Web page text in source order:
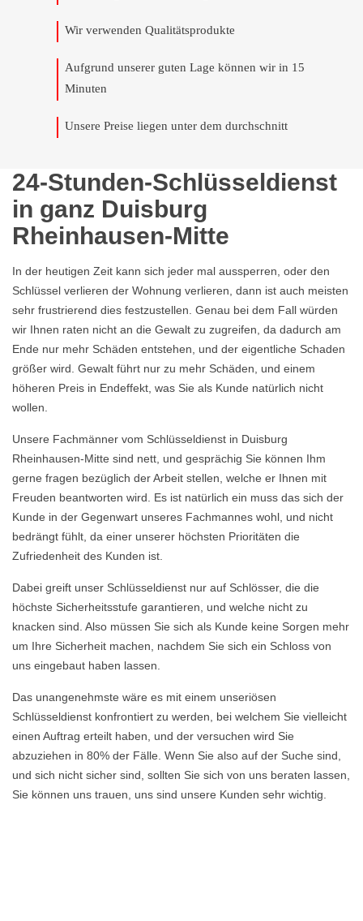
Wir verwenden Qualitätsprodukte
Aufgrund unserer guten Lage können wir in 15
Minuten
Unsere Preise liegen unter dem durchschnitt
24-Stunden-Schlüsseldienst
in ganz Duisburg
Rheinhausen-Mitte
In der heutigen Zeit kann sich jeder mal aussperren, oder den
Schlüssel verlieren der Wohnung verlieren, dann ist auch meisten
sehr frustrierend dies festzustellen. Genau bei dem Fall würden
wir Ihnen raten nicht an die Gewalt zu zugreifen, da dadurch am
Ende nur mehr Schäden entstehen, und der eigentliche Schaden
größer wird. Gewalt führt nur zu mehr Schäden, und einem
höheren Preis in Endeffekt, was Sie als Kunde natürlich nicht
wollen.
Unsere Fachmänner vom Schlüsseldienst in Duisburg
Rheinhausen-Mitte sind nett, und gesprächig Sie können Ihm
gerne fragen bezüglich der Arbeit stellen, welche er Ihnen mit
Freuden beantworten wird. Es ist natürlich ein muss das sich der
Kunde in der Gegenwart unseres Fachmannes wohl, und nicht
bedrängt fühlt, da einer unserer höchsten Prioritäten die
Zufriedenheit des Kunden ist.
Dabei greift unser Schlüsseldienst nur auf Schlösser, die die
höchste Sicherheitsstufe garantieren, und welche nicht zu
knacken sind. Also müssen Sie sich als Kunde keine Sorgen mehr
um Ihre Sicherheit machen, nachdem Sie sich ein Schloss von
uns eingebaut haben lassen.
Das unangenehmste wäre es mit einem unseriösen
Schlüsseldienst konfrontiert zu werden, bei welchem Sie vielleicht
einen Auftrag erteilt haben, und der versuchen wird Sie
abzuziehen in 80% der Fälle. Wenn Sie also auf der Suche sind,
und sich nicht sicher sind, sollten Sie sich von uns beraten lassen,
Sie können uns trauen, uns sind unsere Kunden sehr wichtig.